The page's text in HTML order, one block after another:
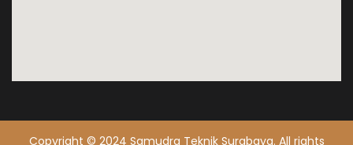
Copyright © 2024 Samudra Teknik Surabaya. All rights